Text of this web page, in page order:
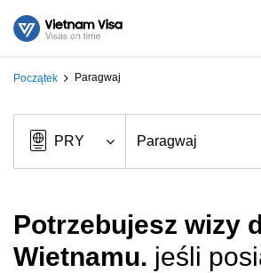
Początek Paragwaj
Potrzebujesz wizy
Wietnamu. jeśli